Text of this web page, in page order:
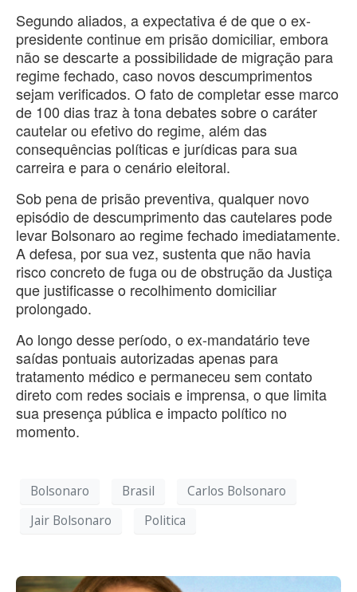
Segundo aliados, a expectativa é de que o ex-
presidente continue em prisão domiciliar, embora
não se descarte a possibilidade de migração para
regime fechado, caso novos descumprimentos
sejam verificados. O fato de completar esse marco
de 100 dias traz à tona debates sobre o caráter
cautelar ou efetivo do regime, além das
consequências políticas e jurídicas para sua
carreira e para o cenário eleitoral.
Sob pena de prisão preventiva, qualquer novo
episódio de descumprimento das cautelares pode
levar Bolsonaro ao regime fechado imediatamente.
A defesa, por sua vez, sustenta que não havia
risco concreto de fuga ou de obstrução da Justiça
que justificasse o recolhimento domiciliar
prolongado.
Ao longo desse período, o ex-mandatário teve
saídas pontuais autorizadas apenas para
tratamento médico e permaneceu sem contato
direto com redes sociais e imprensa, o que limita
sua presença pública e impacto político no
momento.
Bolsonaro Brasil
Carlos Bolsonaro
Jair Bolsonaro
Politica